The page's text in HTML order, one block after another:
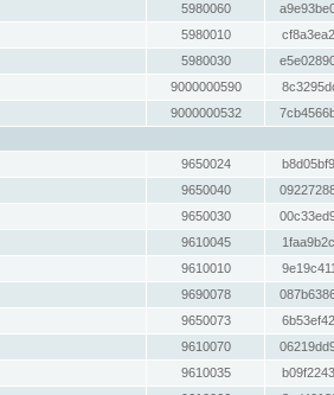
5980060
5980010
5980030
9000000590
9000000532
9650024
9650040
9650030
9610045
9610010
9690078
9650073
9610070
9610035